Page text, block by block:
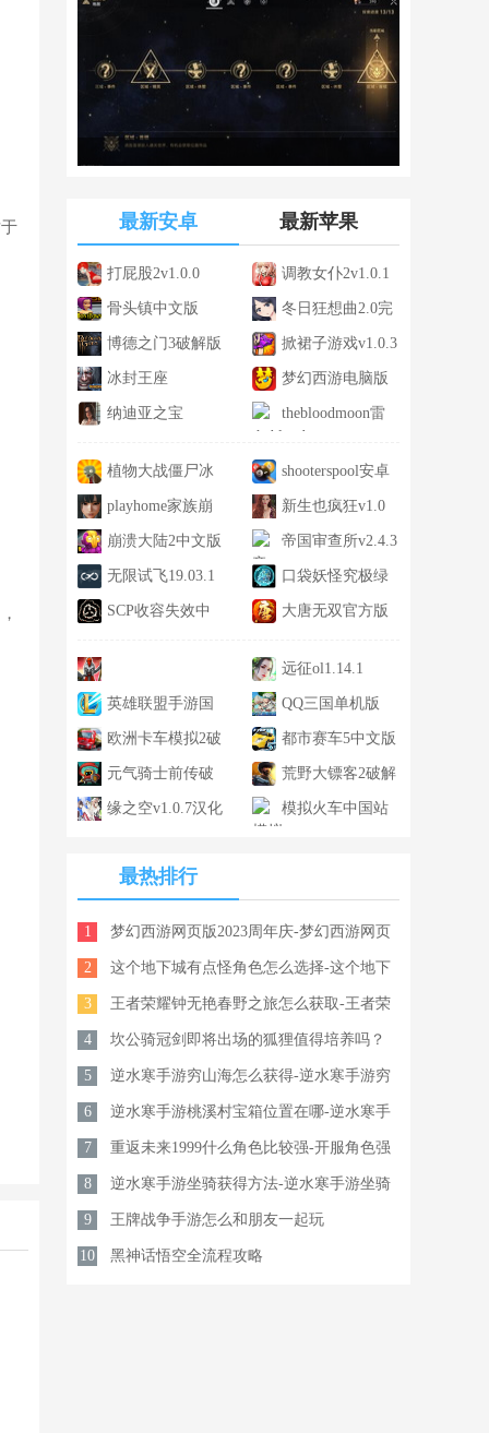
最新安卓 最新苹果
打屁股2v1.0.0 调教女仆2v1.0.1
骨头镇中文版
v1.2
冬日狂想曲2.0完
整汉化版v2.0
博德之门3破解版
v2.5.16.6
掀裙子游戏v1.0.3
冰封王座
1.24ev1.24
梦幻西游电脑版
1.186.0
纳迪亚之宝 thebloodmoon雷
植物大战僵尸冰
火版最新版
shooterspool安卓
版免费v3.8
playhome家族崩
坏v1.5
新生也疯狂v1.0
崩溃大陆2中文版
V2.0
帝国审查所v2.4.3
无限试飞19.03.1 口袋妖怪究极绿
宝石4小智版v4.b
SCP收容失效中 大唐无双官方版
stickwar3v2021.1.951
远征ol1.14.1
英雄联盟手游国
服v4.2.0.6757
QQ三国单机版
v1.1
欧洲卡车模拟2破
解版v0.2
都市赛车5中文版
3.0.3
元气骑士前传破
解版v0.6
荒野大镖客2破解
版v1.2.2
缘之空v1.0.7汉化 模拟火车中国站
最热排行
1 梦幻西游网页版2023周年庆-梦幻西游网页
版2023年周年庆活动攻略大全
2 这个地下城有点怪角色怎么选择-这个地下
城有点怪角色选择推荐
3 王者荣耀钟无艳春野之旅怎么获取-王者荣
耀钟无艳春野之旅获取方法
4 坎公骑冠剑即将出场的狐狸值得培养吗？
5 逆水寒手游穷山海怎么获得-逆水寒手游穷
山海武器获取攻略
6 逆水寒手游桃溪村宝箱位置在哪-逆水寒手
游桃溪村宝箱位置攻略
7 重返未来1999什么角色比较强-开服角色强
度排行榜
8 逆水寒手游坐骑获得方法-逆水寒手游坐骑
获取途径一览
9 王牌战争手游怎么和朋友一起玩
10 黑神话悟空全流程攻略